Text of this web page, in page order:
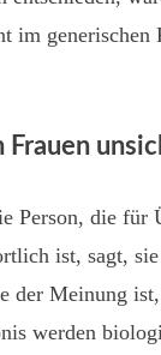
im generischen
Frauen
Person, die für
ist, sagt,
der Meinung
werden